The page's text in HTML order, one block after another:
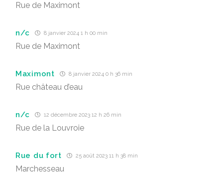
Rue de Maximont
n/c 8 janvier 2024 1 h 00 min
Rue de Maximont
Maximont 8 janvier 2024 0 h 36 min
Rue château d’eau
n/c 12 décembre 2023 12 h 26 min
Rue de la Louvroie
Rue du fort 25 août 2023 11 h 38 min
Marchesseau